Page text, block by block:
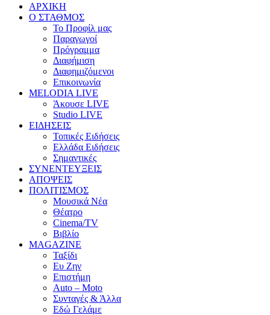
ΑΡΧΙΚΗ
Ο ΣΤΑΘΜΟΣ
Το Προφίλ μας
Παραγωγοί
Πρόγραμμα
Διαφήμιση
Διαφημιζόμενοι
Επικοινωνία
MELODIA LIVE
Άκουσε LIVE
Studio LIVE
ΕΙΔΗΣΕΙΣ
Τοπικές Ειδήσεις
Ελλάδα Ειδήσεις
Σημαντικές
ΣΥΝΕΝΤΕΥΞΕΙΣ
ΑΠΟΨΕΙΣ
ΠΟΛΙΤΙΣΜΟΣ
Μουσικά Νέα
Θέατρο
Cinema/TV
Βιβλίο
MAGAZINE
Ταξίδι
Ευ Ζην
Επιστήμη
Auto – Moto
Συνταγές & Άλλα
Εδώ Γελάμε